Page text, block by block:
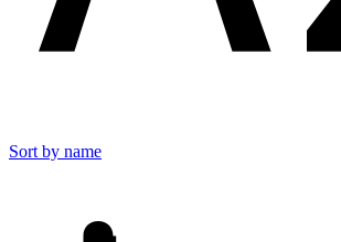
Sort by name